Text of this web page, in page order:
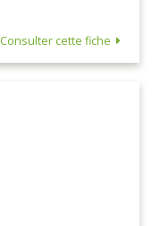
Consulter cette fiche